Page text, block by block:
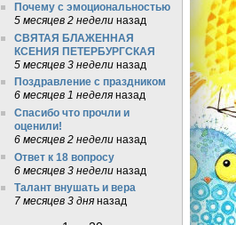
Почему с эмоциональностью
5 месяцев 2 неделиназад
СВЯТАЯ БЛАЖЕННАЯ
КСЕНИЯ ПЕТЕРБУРГСКАЯ
5 месяцев 3 неделиназад
Поздравление с праздником
6 месяцев 1 неделяназад
Спасибо что прочли и
оценили!
6 месяцев 2 неделиназад
Ответ к 18 вопросу
6 месяцев 3 неделиназад
Талант внушать и вера
7 месяцев 3 дняназад